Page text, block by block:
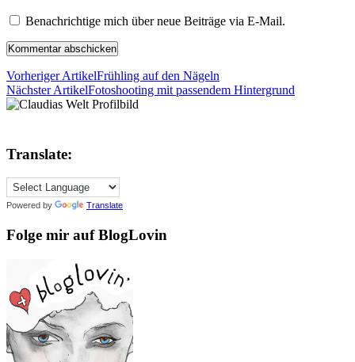
Benachrichtige mich über neue Beiträge via E-Mail.
Vorheriger ArtikelFrühling auf den Nägeln
Nächster ArtikelFotoshooting mit passendem Hintergrund
Translate:
Powered by Translate
Folge mir auf BlogLovin